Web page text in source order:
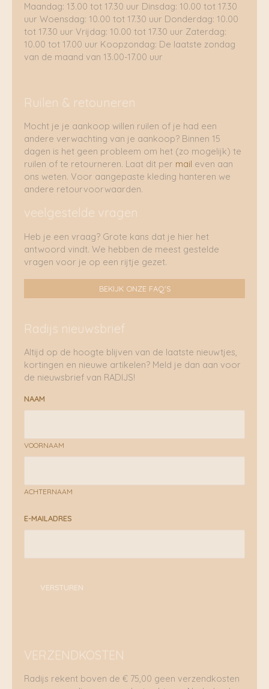
Maandag: 13.00 tot 17.30 uur Dinsdag: 10.00 tot 17.30
uur Woensdag: 10.00 tot 17.30 uur Donderdag: 10.00
tot 17.30 uur Vrijdag: 10.00 tot 17.30 uur Zaterdag:
10.00 tot 17.00 uur Koopzondag: De laatste zondag
van de maand van 13.00-17.00 uur
Ruilen & retouneren
Mocht je je aankoop willen ruilen of je had een
andere verwachting van je aankoop? Binnen 15
dagen is het geen probleem om het (zo mogelijk) te
ruilen of te retourneren. Laat dit per mail even aan
ons weten. Voor aangepaste kleding hanteren we
andere retourvoorwaarden.
veelgestelde vragen
Heb je een vraag? Grote kans dat je hier het
antwoord vindt. We hebben de meest gestelde
vragen voor je op een rijtje gezet.
BEKIJK ONZE FAQ'S
Radijs nieuwsbrief
Altijd op de hoogte blijven van de laatste nieuwtjes,
kortingen en nieuwe artikelen? Meld je dan aan voor
de nieuwsbrief van RADIJS!
NAAM
VOORNAAM
ACHTERNAAM
E-MAILADRES
VERSTUREN
VERZENDKOSTEN
Radijs rekent boven de € 75,00 geen verzendkosten